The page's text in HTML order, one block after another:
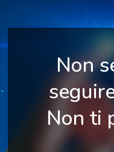
Non
Non ti